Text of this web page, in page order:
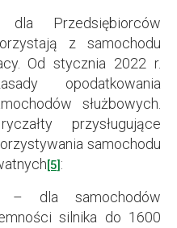
Przedsiębiorców
z samochodu
Od stycznia 2022 r.
opodatkowania
służbowych.
przysługujące
samochodu
[5] :
– dla samochodów
silnika do 1600